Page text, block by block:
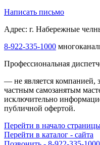
Написать письмо
Адрес: г. Набережные
8-922-335-1000
Профессиональная
— не является компанией,
частным самозанятым
исключительно
публичной офертой.
Перейти в начало
Перейти в каталог - сайта